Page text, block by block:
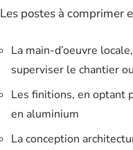
Les postes à comprimer
La main-d’oeuvre
superviser le chantier
Les finitions, en optant
en aluminium
La conception